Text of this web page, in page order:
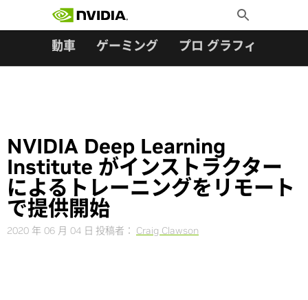
Toggle
Search
自動車 ゲーミング プロ グラフィックス
NVIDIA Deep Learning
Institute がインストラクター
によるトレーニングをリモート
で提供開始
2020 年 06 月 04 日 投稿者： Craig Clawson